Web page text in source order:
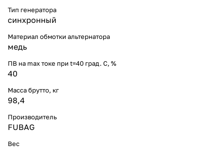
Тип генератора
синхронный
Материал обмотки альтернатора
медь
ПВ на max токе при t=40 град. С, %
40
Масса брутто, кг
98,4
Производитель
FUBAG
Вес